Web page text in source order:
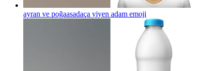
ayran ve poğaasadaça yiyen adam emoji